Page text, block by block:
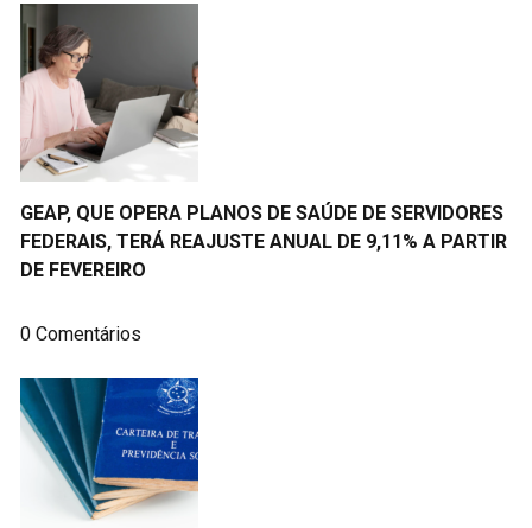
GEAP, QUE OPERA PLANOS DE SAÚDE DE SERVIDORES
FEDERAIS, TERÁ REAJUSTE ANUAL DE 9,11% A PARTIR
DE FEVEREIRO
0 Comentários